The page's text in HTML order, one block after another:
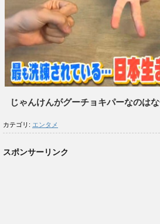
じゃんけんがグーチョキパーなのは
カテゴリ: エンタメ
スポンサーリンク